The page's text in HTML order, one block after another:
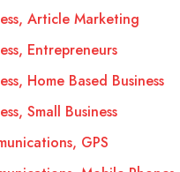
Article Marketing
Entrepreneurs
Home Based Business
Small Business
GPS